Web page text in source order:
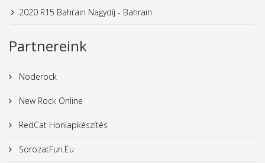
2020 R15 Bahrain Nagydíj - Bahrain
Partnereink
Noderock
New Rock Online
RedCat Honlapkészítés
SorozatFun.Eu